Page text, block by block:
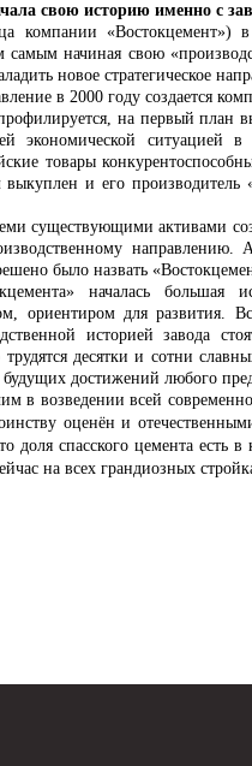
свою историю именно с
компании
начиная свою
новое стратегическое
в 2000 году создается
на первый план
экономической ситуацией
товары
и его
существующими активами
было назвать
началась большая
ориентиром для развития.
историей завода
десятки и сотни
достижений любого
всей современной
оценён и
доля спасского цемента
на всех грандиозных